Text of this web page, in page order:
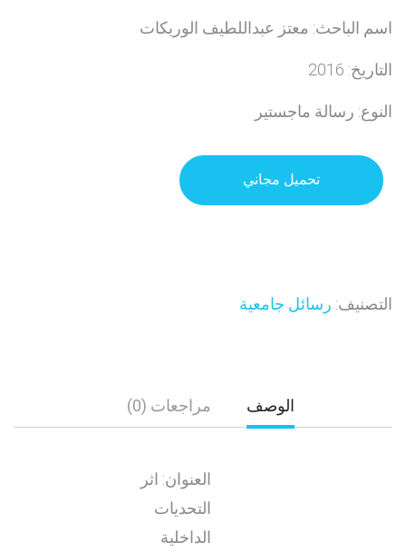
اسم الباحث: معتز عبداللطيف الوريكات
التاريخ: 2016
النوع: رسالة ماجستير
تحميل مجاني
التصنيف: رسائل جامعية
الوصف مراجعات (0)
العنوان: اثر
التحديات
الداخلية